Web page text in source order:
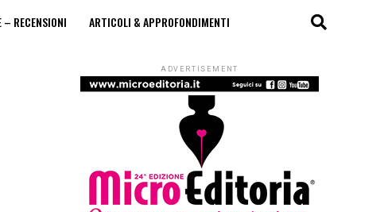
– RECENSIONI ARTICOLI & APPROFONDIMENTI
ADVERTISEMENT